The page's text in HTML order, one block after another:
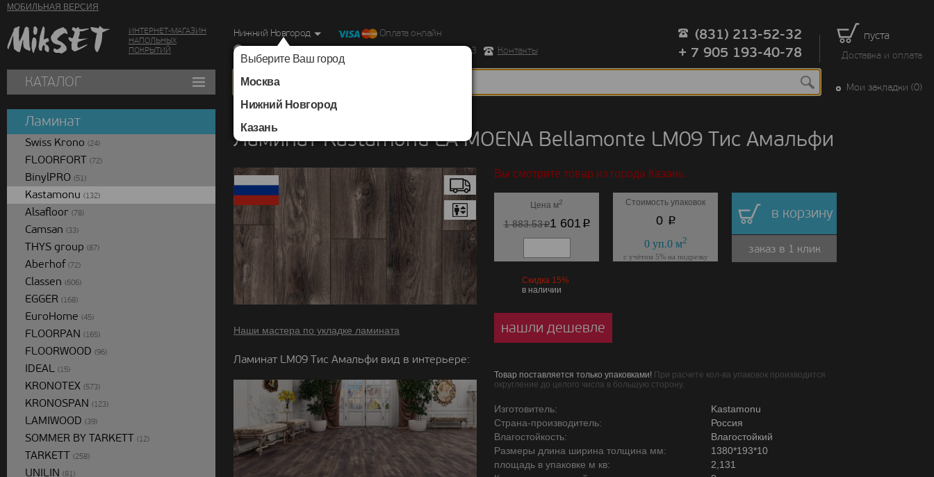
МОБИЛЬНАЯ ВЕРСИЯ
ИНТЕРНЕТ-МАГАЗИН
НАПОЛЬНЫХ
ПОКРЫТИЙ
пуста
Доставка и оплата
Нижний Новгород
Выберите Ваш город
Москва
Нижний Новгород
Казань
Оплата онлайн
г. Нижний Новгород, Ул. Республиканская д.43 корпус 3
Контакты
(831) 213-52-32
+ 7 905 193-40-78
КАТАЛОГ Мои закладки (0)
Ламинат Kastamonu LA MOENA Bellamonte LM09 Тис Амальфи
Наши мастера по укладке ламината
Ламинат LM09 Тис Амальфи вид в интерьере:
Вы смотрите товар из города Казань.
Цена м2
1 883.53p1 601 p
Стоимость упаковок
0 p
0уп.0м2
с учётом 5% на подрезку
в корзину
заказ в 1 клик
Скидка 15%
в наличии
нашли дешевле
Товар поставляется только упаковками! При расчете кол-ва упаковок производится
округление до целого числа в большую сторону.
Изготовитель:
Kastamonu
Страна-производитель:
Россия
Влагостойкость:
Влагостойкий
Размеры длина ширина толщина мм:
1380*193*10
площадь в упаковке м кв:
2,131
Ламинат
Swiss Krono (24)
FLOORFORT (72)
BinylPRO (51)
Kastamonu (132)
Alsafloor (78)
Camsan (33)
THYS group (87)
Aberhof (72)
Classen (606)
EGGER (168)
EuroHome (45)
FLOORPAN (165)
FLOORWOOD (96)
IDEAL (15)
KRONOTEX (573)
KRONOSPAN (123)
LAMIWOOD (39)
SOMMER BY TARKETT (12)
TARKETT (258)
UNILIN (81)